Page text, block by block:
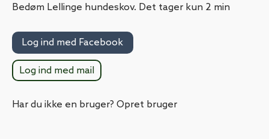
Bedøm Lellinge hundeskov. Det tager kun 2 min
Log ind med Facebook
Log ind med mail
Har du ikke en bruger? Opret bruger